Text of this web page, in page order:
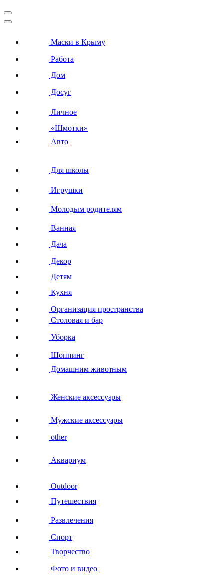
Маски в Крыму
Работа
Дом
Досуг
Личное
«Шмотки»
Авто
Для школы
Игрушки
Молодым родителям
Ванная
Дача
Декор
Детям
Кухня
Организация пространства
Столовая и бар
Уборка
Шоппинг
Домашним животным
Женские аксессуары
Мужские аксессуары
other
Аквариум
Outdoor
Путешествия
Развлечения
Спорт
Творчество
Фото и видео